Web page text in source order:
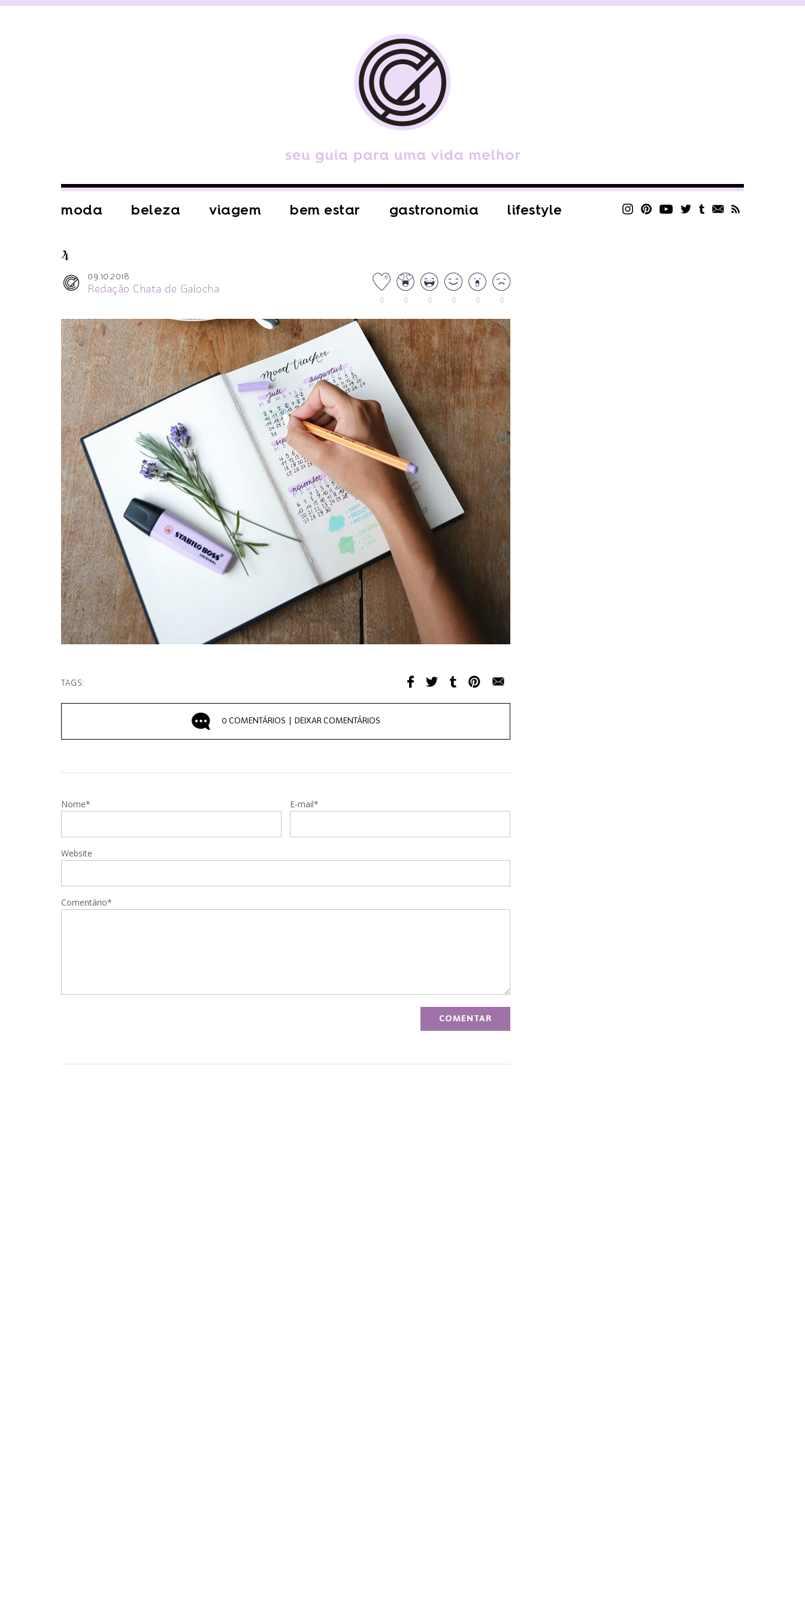
moda beleza viagem bem estar gastronomia lifestyle
4
09.10.2018
Redação Chata de Galocha
0 0 0 0 0 0
TAGS:
0 COMENTÁRIOS | DEIXAR COMENTÁRIOS
Nome* E-mail*
Website
Comentário*